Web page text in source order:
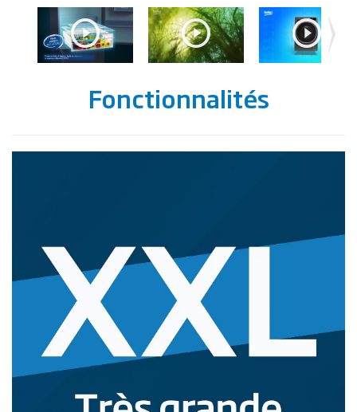
Fonctionnalités